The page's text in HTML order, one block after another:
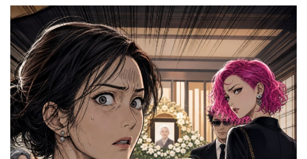
東大卒の才色兼備・藤本万梨乃アナがフジ退社へ「さん
まのお笑い向上委員会」卒業で見せた笑顔に惜しみの声
HUMAN（話題の人）
ENTERTAINMENT
tend Editorial Team
「そして韓国コスメ使ってるとか好感度アップすぎる
ぅ！！」高市首相のチャーミングな回答に親近感感じる
HUMAN（話題の人）
LEADERS